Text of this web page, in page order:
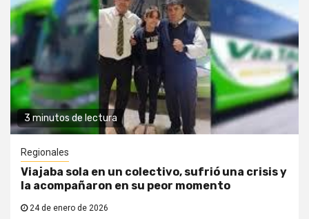
3 minutos de lectura
Regionales
Viajaba sola en un colectivo, sufrió una crisis y
la acompañaron en su peor momento
24 de enero de 2026